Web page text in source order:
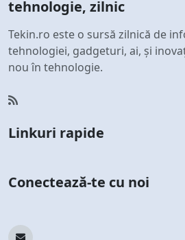
tehnologie, zilnic
Tekin.ro este o sursă zilnică de
tehnologiei, gadgeturi, ai, și
nou în tehnologie.
Linkuri rapide
Conectează-te cu noi